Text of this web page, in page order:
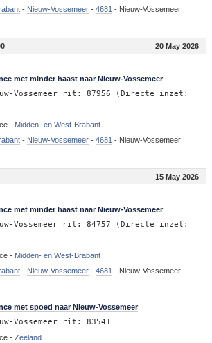
- Nieuw-Vossemeer- 4681- Nieuw-Vossemeer
20 May 2026
met minder haast naar Nieuw-Vossemeer
Vossemeer rit: 87956 (Directe inzet:
- Midden- en West-Brabant
- Nieuw-Vossemeer- 4681- Nieuw-Vossemeer
15 May 2026
met minder haast naar Nieuw-Vossemeer
Vossemeer rit: 84757 (Directe inzet:
- Midden- en West-Brabant
- Nieuw-Vossemeer- 4681- Nieuw-Vossemeer
met spoed naar Nieuw-Vossemeer
Vossemeer rit: 83541
- Zeeland